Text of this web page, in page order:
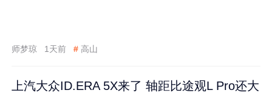
师梦琼 1天前 # 高山
上汽大众ID.ERA 5X来了 轴距比途观L Pro还大